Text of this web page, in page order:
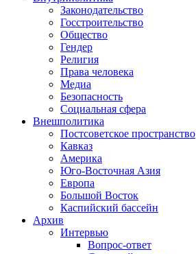
Законодательство
Госстроительство
Общество
Гендер
Религия
Права человека
Медиа
Безопасность
Социальная сфера
Внешполитика
Постсоветское пространство
Кавказ
Америка
Юго-Восточная Азия
Европа
Большой Восток
Каспийский бассейн
Архив
Интервью
Вопрос-ответ